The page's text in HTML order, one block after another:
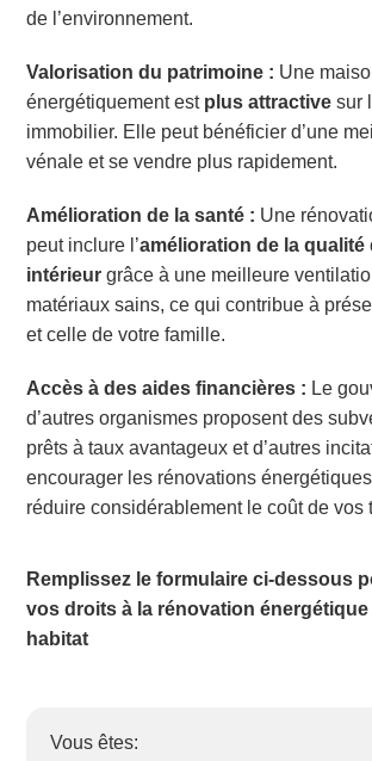
de l’environnement.
Valorisation du patrimoine : Une
énergétiquement est plus attractive sur
immobilier. Elle peut bénéficier d’une
vénale et se vendre plus rapidement.
Amélioration de la santé : Une
peut inclure l’amélioration de la qualité
intérieur grâce à une meilleure
matériaux sains, ce qui contribue à
et celle de votre famille.
Accès à des aides financières : Le
d’autres organismes proposent des
prêts à taux avantageux et d’autres
encourager les rénovations
réduire considérablement le coût de vos
Remplissez le formulaire ci-dessous
vos droits à la rénovation
habitat
Vous êtes: